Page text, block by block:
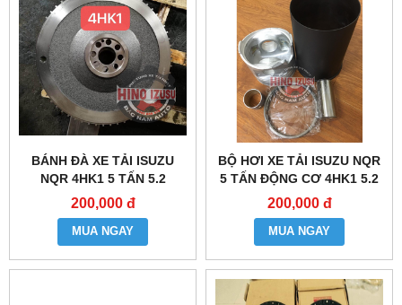
BÁNH ĐÀ XE TẢI ISUZU
NQR 4HK1 5 TẤN 5.2
200,000 đ
MUA NGAY
BỘ HƠI XE TẢI ISUZU NQR
5 TẤN ĐỘNG CƠ 4HK1 5.2
200,000 đ
MUA NGAY